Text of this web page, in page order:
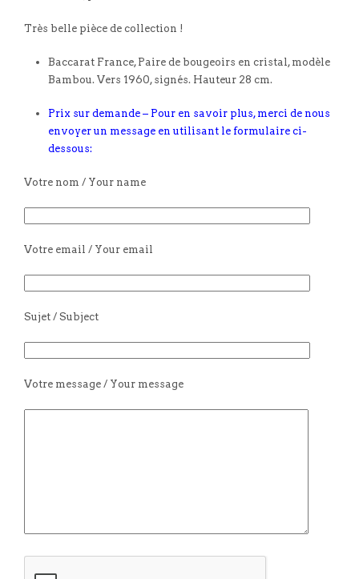
Très belle pièce de collection !
Baccarat France, Paire de bougeoirs en cristal, modèle
Bambou. Vers 1960, signés. Hauteur 28 cm.
Prix sur demande – Pour en savoir plus, merci de nous
envoyer un message en utilisant le formulaire ci-
dessous:
Votre nom / Your name
Votre email / Your email
Sujet / Subject
Votre message / Your message